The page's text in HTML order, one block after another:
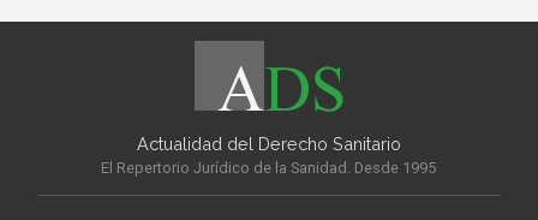
Actualidad del Derecho Sanitario
El Repertorio Jurídico de la Sanidad. Desde 1995